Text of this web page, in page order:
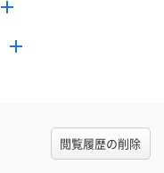
閲覧履歴の削除